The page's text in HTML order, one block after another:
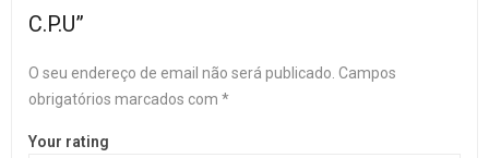
C.P.U”
O seu endereço de email não será publicado. Campos
obrigatórios marcados com *
Your rating